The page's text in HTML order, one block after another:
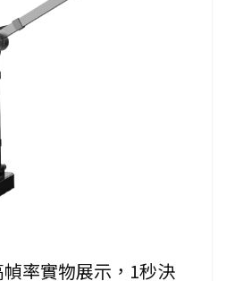
率實物展示，1秒決